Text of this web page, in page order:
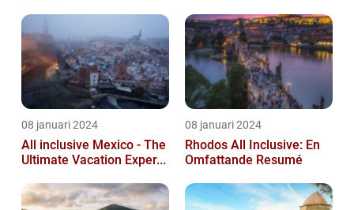
08 januari 2024
All inclusive Mexico - The
Ultimate Vacation Exper...
08 januari 2024
Rhodos All Inclusive: En
Omfattande Resumé